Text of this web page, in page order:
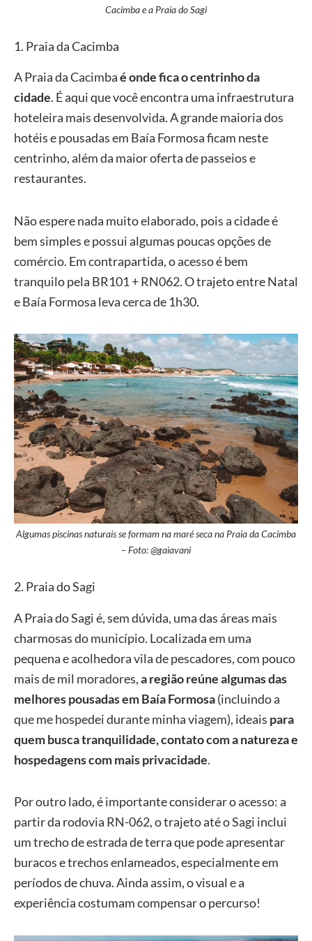
Cacimba e a Praia do Sagi
1. Praia da Cacimba
A Praia da Cacimbaé onde fica o centrinho da
cidade. É aqui que você encontra uma infraestrutura
hoteleira mais desenvolvida. A grande maioria dos
hotéis e pousadas em Baía Formosa ficam neste
centrinho, além da maior oferta de passeios e
restaurantes.
Não espere nada muito elaborado, pois a cidade é
bem simples e possui algumas poucas opções de
comércio. Em contrapartida, o acesso é bem
tranquilo pela BR101 + RN062. O trajeto entre Natal
e Baía Formosa leva cerca de 1h30.
Algumas piscinas naturais se formam na maré seca na Praia da Cacimba
– Foto: @gaiavani
2. Praia do Sagi
APraia do Sagié, sem dúvida, uma das áreas mais
charmosas do município. Localizada em uma
pequena e acolhedora vila de pescadores, com pouco
mais de mil moradores,a região reúne algumas das
melhorespousadas em Baía Formosa(incluindo a
que me hospedei durante minha viagem), ideais para
quem busca tranquilidade, contato com a natureza e
hospedagens com mais privacidade.
Por outro lado, é importante considerar o acesso: a
partir da rodovia RN-062, o trajeto até o Sagi inclui
um trecho de estrada de terra que pode apresentar
buracos e trechos enlameados, especialmente em
períodos de chuva. Ainda assim, o visual e a
experiência costumam compensar o percurso!